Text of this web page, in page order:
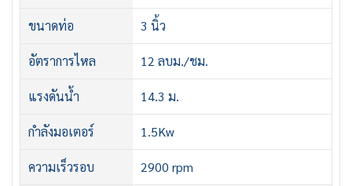
ขนาดท่อ 3 นิ้ว
อัตราการไหล 12 ลบม./ชม.
แรงดันน้ำ 14.3 ม.
กำลังมอเตอร์ 1.5Kw
ความเร็วรอบ 2900 rpm